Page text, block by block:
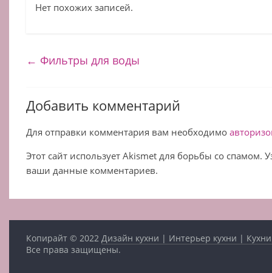
Нет похожих записей.
← Фильтры для воды
Добавить комментарий
Для отправки комментария вам необходимо
Этот сайт использует Akismet для борьбы со спамом.
ваши данные комментариев.
Копирайт © 2022 Дизайн кухни | Интерьер кухни |
Все права защищены.